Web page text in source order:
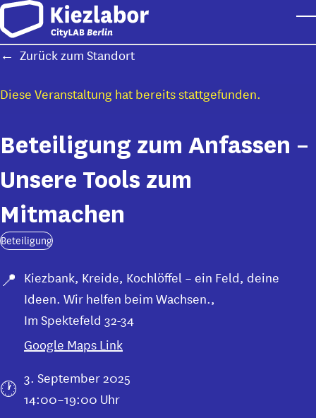
Skip to main content
Zurück zum Standort
Diese Veranstaltung hat bereits stattgefunden.
Beteiligung zum Anfassen –
Unsere Tools zum
Mitmachen
Beteiligung
Kiezbank, Kreide, Kochlöffel – ein Feld, deine
Ideen. Wir helfen beim Wachsen.,
Im Spektefeld 32-34
Google Maps Link
3. September 2025
14:00–19:00 Uhr